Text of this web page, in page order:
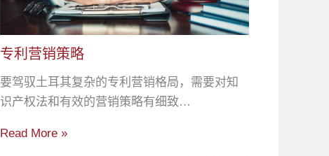
专利营销策略
要驾驭土耳其复杂的专利营销格局，需要对知
识产权法和有效的营销策略有细致…
Read More »